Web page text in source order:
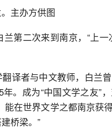
主办方供图
第二次来到南京，“上
译者与中文教师，白兰
。成为“中国文学之友”
能在世界文学之都南京
桥梁。”